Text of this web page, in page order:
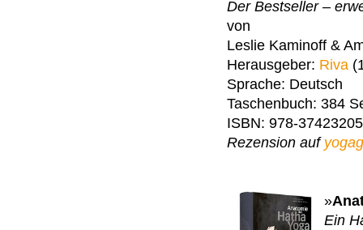
Der Bestseller –
von
Leslie Kaminoff &
Herausgeber: Riva
Sprache: Deutsch
Taschenbuch: 384
ISBN: 978-
Rezension auf
»
Ein